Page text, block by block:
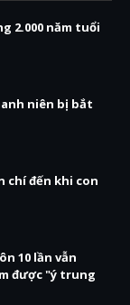
2.000 năm tuổi
niên bị bắt
chí đến khi con
10 lần vẫn
được "ý trung